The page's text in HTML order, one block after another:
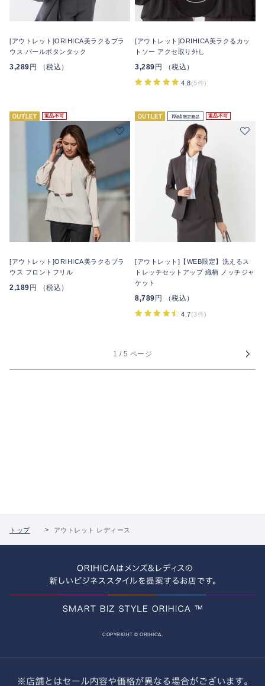
[アウトレット]ORIHICA美ラクるブラ
ウス パールボタンタック
3,289円 （税込）
[アウトレット]ORIHICA美ラクるカッ
トソー アクセ取り外し
3,289円 （税込）
4.8(5件)
返品不可
[アウトレット]ORIHICA美ラクるブラ
ウス フロントフリル
2,189円 （税込）
返品不可
[アウトレット]【WEB限定】洗えるス
トレッチセットアップ 織柄 ノッチジャ
ケット
8,789円 （税込）
4.7(3件)
1 / 5 ページ
トップ アウトレット レディース
COPYRIGHT © ORIHICA.